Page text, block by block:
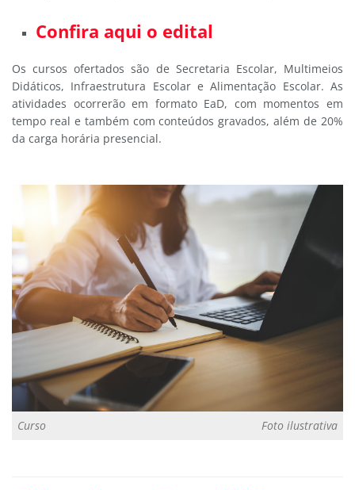
Confira aqui o edital
Os cursos ofertados são de Secretaria Escolar, Multimeios
Didáticos, Infraestrutura Escolar e Alimentação Escolar. As
atividades ocorrerão em formato EaD, com momentos em
tempo real e também com conteúdos gravados, além de 20%
da carga horária presencial.
Curso Foto ilustrativa